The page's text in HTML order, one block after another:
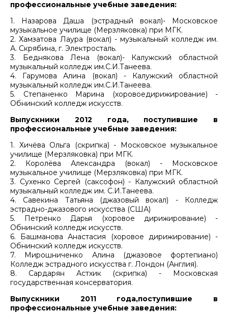
профессиональные учебные заведения:
1. Назарова Даша (эстрадный вокал)- Московское
музыкальное училище (Мерзляковка) при МГК.
2. Хамзатова Лаура (вокал) - музыкальный колледж им.
А. Скрябина, г. Электросталь.
3. Беднякова Лена (вокал)- Калужский областной
музыкальный колледж им.С.И.Танеева.
4. Гарумова Алина (вокал) - Калужский областной
музыкальный колледж им.С.И.Танеева.
5. Степаненко Марина (хоровоедирижирование) -
Обнинский колледж искусств.
Выпускники 2012 года, поступившие в
профессиональные учебные заведения:
1. Хичёва Ольга (скрипка) - Московское музыкальное
училище (Мерзляковка) при МГК.
2. Королёва Александра (вокал) - Московское
музыкальное училище (Мерзляковка) при МГК.
3. Сухенко Сергей (саксофон) - Калужский областной
музыкальный колледж им. С.И.Танеева.
4. Савекина Татьяна (джазовый вокал) - Колледж
эстрадно-джазового искусства (США)
5. Петренко Дарья (хоровое дирижирование) -
Обнинский колледж искусств.
6. Башманова Анастасия (хоровое дирижирование) -
Обнинский колледж искусств.
7. Мирошниченко Алина (джазовое фортепиано)
Колледж эстрадного искусства г. Лондон (Англия).
8. Сардарян Астхик (скрипка) - Московская
государственная консерватория.
Выпускники 2011 года,поступившие в
профессиональные учебные заведения: